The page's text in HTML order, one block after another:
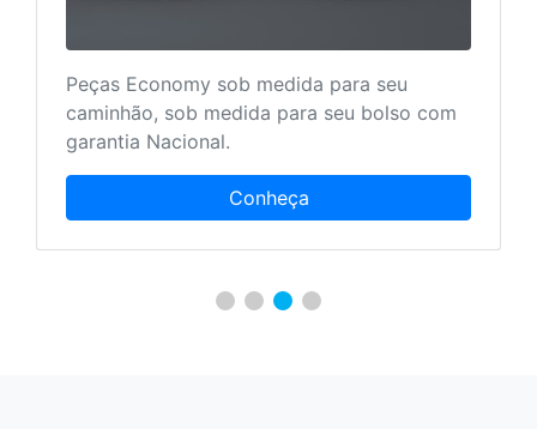
Peças Economy sob medida para seu
caminhão, sob medida para seu bolso com
garantia Nacional.
Conheça